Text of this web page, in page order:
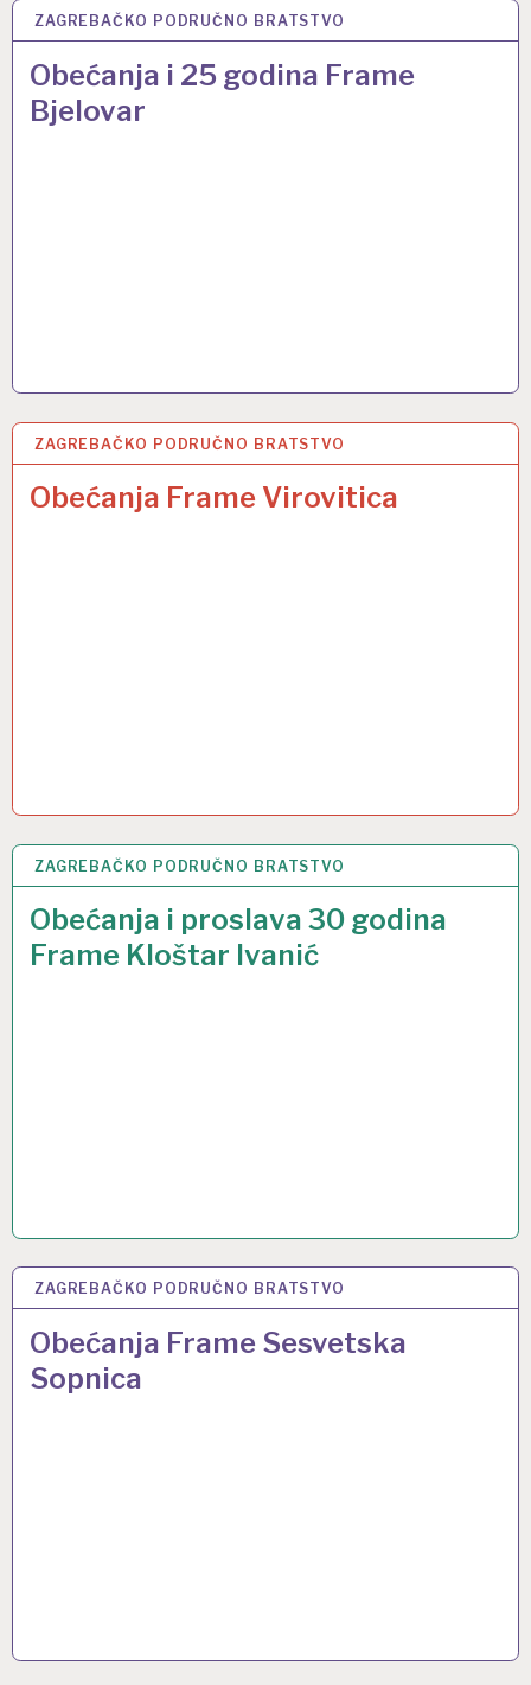
ZAGREBAČKO PODRUČNO BRATSTVO
Obećanja i 25 godina Frame
Bjelovar
14 LIS 2024
ZAGREBAČKO PODRUČNO BRATSTVO
Obećanja Frame Virovitica
5 LIS 2024
ZAGREBAČKO PODRUČNO BRATSTVO
Obećanja i proslava 30 godina
Frame Kloštar Ivanić
30 LIP 2024
ZAGREBAČKO PODRUČNO BRATSTVO
Obećanja Frame Sesvetska
Sopnica
18 LIP 2024